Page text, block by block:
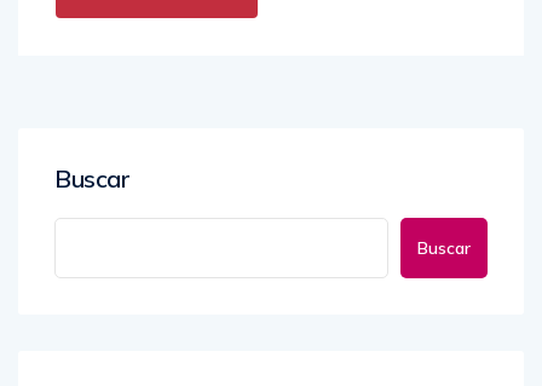
Buscar
Buscar